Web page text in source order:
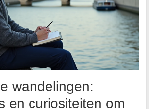
wandelingen:
en curiositeiten om